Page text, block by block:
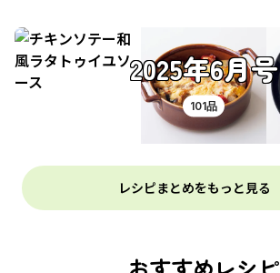
2025年6月号
101品
レシピまとめをもっと見る